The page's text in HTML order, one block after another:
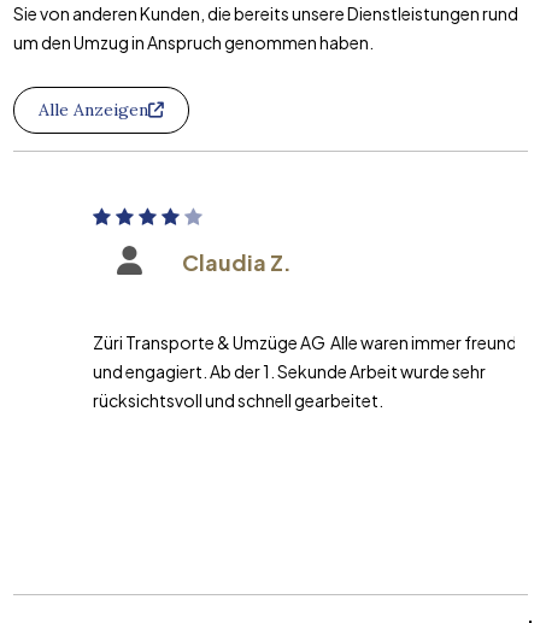
Sie von anderen Kunden, die bereits unsere Dienstleistungen rund
um den Umzug in Anspruch genommen haben.
Alle Anzeigen
Claudia Z.
Züri Transporte & Umzüge AG Alle waren immer freundlich
und engagiert. Ab der 1. Sekunde Arbeit wurde sehr
rücksichtsvoll und schnell gearbeitet.